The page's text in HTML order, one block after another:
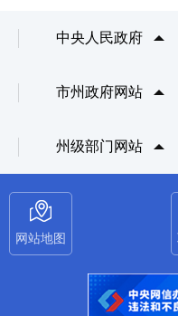
中央人民政府
市州政府网站
州级部门网站
网站地图